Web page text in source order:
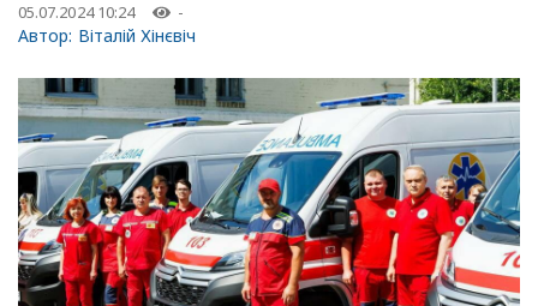
05.07.2024 10:24 -
Автор: Віталій Хінєвіч